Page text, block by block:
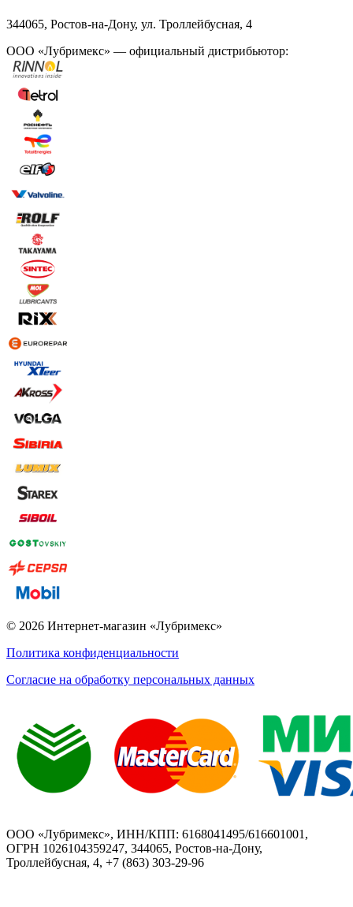
344065, Ростов-на-Дону, ул. Троллейбусная, 4
ООО «Лубримекс» — официальный дистрибьютор:
© 2026 Интернет-магазин «Лубримекс»
Политика конфиденциальности
Согласие на обработку персональных данных
ООО «Лубримекс», ИНН/КПП: 6168041495/616601001,
ОГРН 1026104359247, 344065, Ростов-на-Дону,
Троллейбусная, 4, +7 (863) 303-29-96